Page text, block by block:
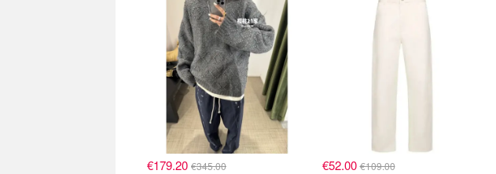
€179.20 €345.00 €52.00€109.00